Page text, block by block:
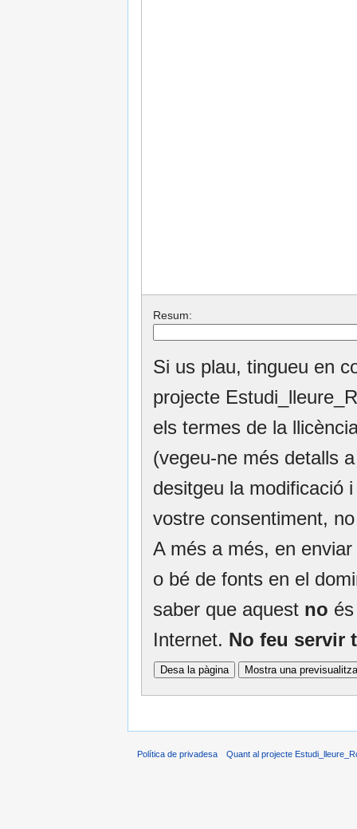
Resum:
Si us plau, tingueu en
projecte
els termes de la
(vegeu-ne més detalls
desitgeu la modificació
vostre consentiment,
A més a més, en
o bé de fonts en el
saber que aquest no
Internet. No feu servir
Política de privadesa Quant al projecte